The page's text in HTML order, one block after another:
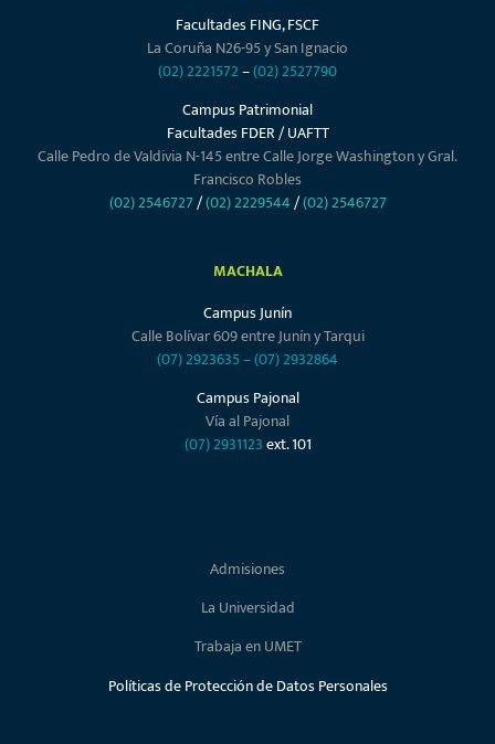
Facultades FING, FSCF
La Coruña N26-95 y San Ignacio
(02) 2221572–(02) 2527790
Campus Patrimonial
Facultades FDER / UAFTT
Calle Pedro de Valdivia N-145 entre Calle Jorge Washington y Gral.
Francisco Robles
(02) 2546727/(02) 2229544/(02) 2546727
MACHALA
Campus Junín
Calle Bolívar 609 entre Junín y Tarqui
(07) 2923635–(07) 2932864
Campus Pajonal
Vía al Pajonal
(07) 2931123ext. 101
Admisiones
La Universidad
Trabaja en UMET
Políticas de Protección de Datos Personales